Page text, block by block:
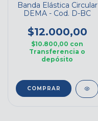
Banda Elástica Circular
DEMA - Cod. D-BC
$12.000,00
$10.800,00 con
Transferencia o
depósito
COMPRAR